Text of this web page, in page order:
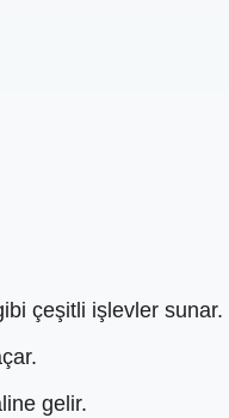
çeşitli işlevler sunar.
gelir.